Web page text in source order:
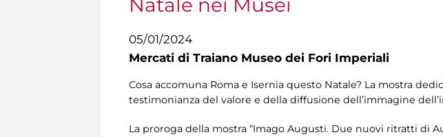
Natale nei Musei
05/01/2024
Mercati di Traiano Museo dei Fori Imperiali
Cosa accomuna Roma e Isernia questo Natale? La mostra
testimonianza del valore e della diffusione dell’immagine
La proroga della mostra “Imago Augusti. Due nuovi ritratti di